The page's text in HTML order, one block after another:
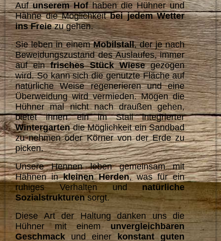
Aufunserem Hofhaben die Hühner und
Hähne die Möglichkeitbei jedem Wetter
ins Freiezu gehen.
Sie leben in einemMobilstall, der je nach
Beweidungszustand des Auslaufes, immer
auf einfrisches Stück Wiesegezogen
wird.So kann sich diegenutzte Flächeauf
natürliche Weise regenerieren und eine
Überweidung wird vermieden.Mögen die
Hühner mal nicht nach draußen gehen,
bietet ihnen ein im Stall integrierter
Wintergartendie Möglichkeit ein Sandbad
zu nehmen oder Körner von der Erde zu
picken.
Unsere Hennen leben gemeinsam mit
Hähnen inkleinen Herden, was für ein
ruhiges Verhalten und natürliche
Sozialstrukturensorgt.
Diese Art der Haltung danken uns die
Hühner mit einem unvergleichbaren
Geschmack und einer konstant
guten